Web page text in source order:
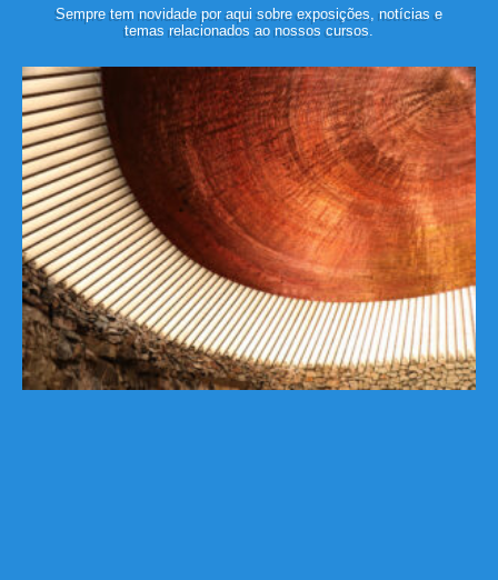
Sempre tem novidade por aqui sobre exposições, notícias e
temas relacionados ao nossos cursos.